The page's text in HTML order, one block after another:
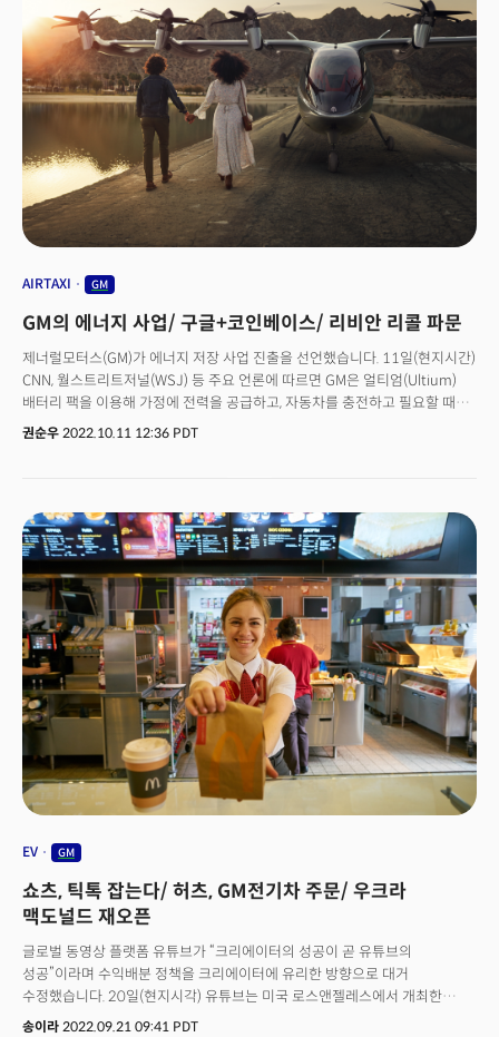
애플은 최근 스트리밍 서비스인 애플뮤직과 애플TV플러스의 요금을
인상하겠다고 밝혔는데요. 미국을 시작으로 애플뮤직 요금을 월
9.99달러에서 10.99달러로, TV플러스 가격은 4.99달러에서 6.99달러로
인상합니다. 애플의 스트리밍 서비스 요금 인상은 출시 이후 처음인데요.
애플은 "뮤직 라이선스 비용 증가 때문"이라고 했지만, 극심한 스트리밍
경쟁의 영향으로 풀이됩니다. 이런 가운데 애플의 유리 공급사인 코닝이
스마트폰과 태블릿 판매 둔화를 예고하면서 우려를 키웠는데요. 코닝은
스마트폰 3분기 유리 판매량은 연간 기준으로 14% 감소했고, 태블릿과
노트북 수요는 17% 감소했다고 밝혔습니다. 부품 수요 감소는 곧 디스플레이
전자기기 수요가 줄어든다는 것을 의미하는데요. 애플의 고심도 커질 것으로
예상됩니다.👉메타는 구조조정 권고... 아마존, 블랙 프라이데이 총력 메타는
사업을 축소하라"라고 목소리를 높이고 있습니다. 지난 24일(현지시간)
스트너 CEO는 마크 저커버그 메타 CEO를 향해 "메타 운영을 합리화하고
급격한 주가 하락에 대처하기 위해 과감한 조치를 취해야 한다"면서 "인력
20%를 감원하고 메타버스 관련 투자를 연 50억달러 이하로 줄이라"라고
권고했습니다. 알티미터는 지난 6월 말을 기준으로 메타 주식 200만 주를
보유하고 있는데요. 경제 상황이 좋을 때야 투자 규모가 큰 것을 이해할 수
있지만, 침체 우려가 나오고 있는 상황에서 수익성이 없는 미래 사업에만 많은
위축된 것이 아니냐는 우려가 시장에서 나오기도 했는데요. 25일(현지시간)
블룸버그통신에 따르면 아마존은 연말연시 쇼핑 시즌을 앞두고 '벤모'를
이용한 지불 시스템 구축을 위한 테스트를 진행 중입니다. 벤모는 페이팔을
모회사로 둔 지불 시스템인데요. 간편하게 벤모에 넣어 둔 현금을 쉽게 이채할
수 있다는 장점이 있어서 개인적으로도 자주 사용하고 있습니다. 아마존이
벤모와 협업에 나선 이유는 고객에게 편리하고 사용하기 쉬운 결제 옵션을
제공하기 위한 목적이 있다고 밝혔습니다. 다양한 결제 옵션을 제공하면서
위축될 수 있는 소비심리를 잡아두겠다는 전략으로 보입니다.
AIRTAXI GM
GM의 에너지 사업/ 구글+코인베이스/ 리비안 리콜 파문
제너럴모터스(GM)가 에너지 저장 사업 진출을 선언했습니다. 11일(현지시간)
CNN, 월스트리트저널(WSJ) 등 주요 언론에 따르면 GM은 얼티엄(Ultium)
배터리 팩을 이용해 가정에 전력을 공급하고, 자동차를 충전하고 필요할 때
그리드에 전력을 공급하는 자체 에너지 저장 사업을 추진하고 있습니다.
통해 운전자가 차량용 공용 충전기를 찾을 수 있는 서비스를 제공합니다. 사실
이런 방식은 테슬라와 꼭 닮았는데요. 테슬라는 파워월과 파워팩 제품 등을
선보이면서 가정용과 상업용 에너지 저장 장치 사업을 병행하고 있습니다.
GM에너지는 내년부터 GM 전기자동차를 이용한 파일럿 프로그램을
시작한다고 하는데요. 캘리포니아 퍼시픽 가스, 일렉트릭 등과 협력할
것이라고 밝혔습니다. 트래피스 헤스터 GM EV 성장 이니셔티브 책임자는
WSJ와의 인터뷰에서 "EV 판매를 넘어 배터리 기술에 대한 투자를 통해
수익창출 기회를 보고 있다"라고 밝혔는데요. 배터리 제조업을 이어가면서
에너지 저장 사업으로 이어지는 것은 당연한 수순이라는 겁니다. 다른 완성차
업체도 에너지 분야에 뛰어들고 있는데요. 테슬라는 2분기 동안 8억
6600만달러의 수익을 창출한 에너지 저장 사업을 운영하고 있고, 도요타
모터스 역시 지난 6월 일본에서 가정용 배터리 저장 시스템 판매를
시작했습니다.👉 델타항공, 플라잉 택시 투자 완성차 업계가 전기차, 배터리,
그리고 에너지 저장사업으로 영역을 확장하고 있는 가운데, 항공업계는 항공
(WSJ)에 따르면 델타항공은 항공 택시를 만드는 '조비 에비에이션(Joby
지분의 2%에 해당합니다. 델타항공은 조비 측이 특정 서비스를 개발,
제공하는 이정표를 달성할 경우 최대 2억달러까지 투자를 늘릴 수 있다고
수단으로 활용할 계획인데요. 에드 바스티안 델타항공 CEO는 "JFK, 라과디아,
LAX로 가는 길에 1~2시간 동안 교통체증을 경험하는 것보다 공항으로 가는
더 좋은 방법이 있다고 생각한다"라고 말했습니다. 헬리콥터와 같이 수직으로
이착륙하는 전기 항공기는 최근 항공사와 항공기 리스 회사의 관심을 모으고
권순우 2022.10.11 12:36 PDT
EV GM
쇼츠, 틱톡 잡는다/ 허츠, GM전기차 주문/ 우크라
맥도널드 재오픈
글로벌 동영상 플랫폼 유튜브가 “크리에이터의 성공이 곧 유튜브의
성공”이라며 수익배분 정책을 크리에이터에 유리한 방향으로 대거
수정했습니다. 20일(현지시각) 유튜브는 미국 로스앤젤레스에서 개최한
크리에이터 행사 ‘메이드 온 유튜브’에서 내년부터 숏폼 동영상 서비스
송이라 2022.09.21 09:41 PDT